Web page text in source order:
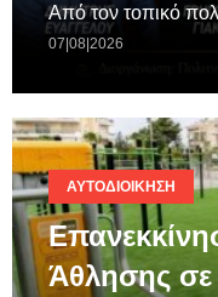
Από τον τοπικό
07|08|2026
ΑΥΤΟΔΙΟΊΚΗΣΗ
Άθλησης